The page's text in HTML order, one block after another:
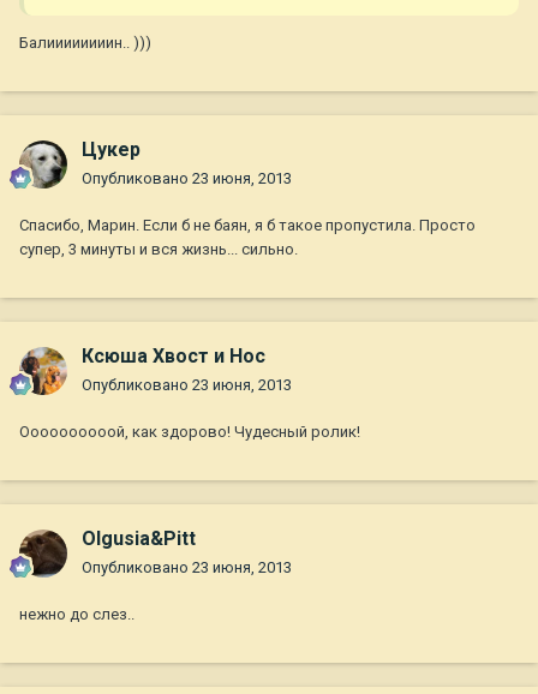
Балиииииииин.. )))
Цукер
Опубликовано 23 июня, 2013
Спасибо, Марин. Если б не баян, я б такое пропустила. Просто
супер, 3 минуты и вся жизнь... сильно.
Ксюша Хвост и Нос
Опубликовано 23 июня, 2013
Оооооооооой, как здорово! Чудесный ролик!
Olgusia&Pitt
Опубликовано 23 июня, 2013
нежно до слез..